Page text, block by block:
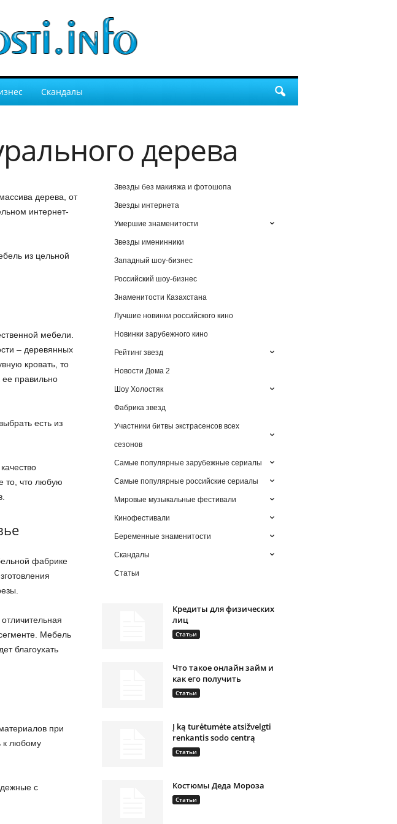
Скандалы
дерева
дерева, от
интернет-
из цельной
мебели.
– деревянных
кровать, то
правильно
есть из
то, что любую
фабрике
Мебель
благоухать
при
к любому
с
Звезды без макияжа и фотошопа
Звезды интернета
Умершие знаменитости
Звезды именинники
Западный шоу-бизнес
Российский шоу-бизнес
Знаменитости Казахстана
Лучшие новинки российского кино
Новинки зарубежного кино
Рейтинг звезд
Новости Дома 2
Шоу Холостяк
Фабрика звезд
Участники битвы экстрасенсов всех
сезонов
Самые популярные зарубежные сериалы
Самые популярные российские сериалы
Мировые музыкальные фестивали
Кинофестивали
Беременные знаменитости
Скандалы
Статьи
Кредиты для физических
лиц
Статьи
Что такое онлайн займ и
как его получить
Статьи
Į ką turėtumėte atsižvelgti
renkantis sodo centrą
Статьи
Костюмы Деда Мороза
Статьи